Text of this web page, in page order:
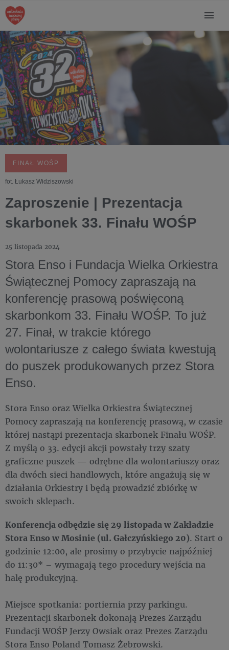
FINAŁ WOŚP
fot. Łukasz Widziszowski
Zaproszenie | Prezentacja
skarbonek 33. Finału WOŚP
25 listopada 2024
Stora Enso i Fundacja Wielka Orkiestra
Świątecznej Pomocy zapraszają na
konferencję prasową poświęconą
skarbonkom 33. Finału WOŚP. To już
27. Finał, w trakcie którego
wolontariusze z całego świata kwestują
do puszek produkowanych przez Stora
Enso. ​
Stora Enso oraz Wielka Orkiestra Świątecznej
Pomocy zapraszają na konferencję prasową, w czasie
której nastąpi prezentacja skarbonek Finału WOŚP.
Z myślą o 33. edycji akcji powstały trzy szaty
graficzne puszek — odrębne dla wolontariuszy oraz
dla dwóch sieci handlowych, które angażują się w
działania Orkiestry i będą prowadzić zbiórkę w
swoich sklepach.
Konferencja odbędzie się 29 listopada w Zakładzie
Stora Enso w Mosinie (ul. Gałczyńskiego 20). Start o
godzinie 12:00, ale prosimy o przybycie najpóźniej
do 11:30* – wymagają tego procedury wejścia na
halę produkcyjną.
Miejsce spotkania: portiernia przy parkingu.
Prezentacji skarbonek dokonają Prezes Zarządu
Fundacji WOŚP Jerzy Owsiak oraz Prezes Zarządu
Stora Enso Poland Tomasz Żebrowski.